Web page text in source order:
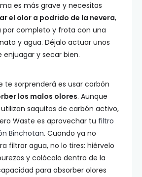
es más grave y necesitas
el olor a podrido de la nevera,
por completo y frota con una
y agua. Déjalo actuar unos
y secar bien.
te sorprenderá es usar carbón
los malos olores. Aunque
saquitos de carbón activo,
Waste es aprovechar tu filtro
Binchotan. Cuando ya no
filtrar agua, no lo tires: hiérvelo
y colócalo dentro de la
para absorber olores